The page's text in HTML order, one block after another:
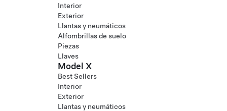
Interior
Exterior
Llantas y neumáticos
Alfombrillas de suelo
Piezas
Llaves
Model X
Best Sellers
Interior
Exterior
Llantas y neumáticos